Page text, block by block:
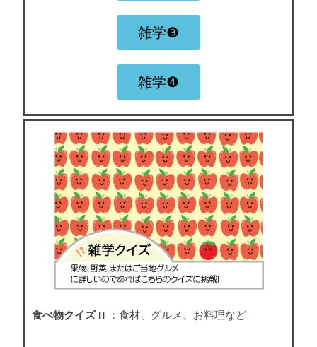
雑学❸
雑学❹
食べ物クイズ II ：食材、グルメ、お料理など